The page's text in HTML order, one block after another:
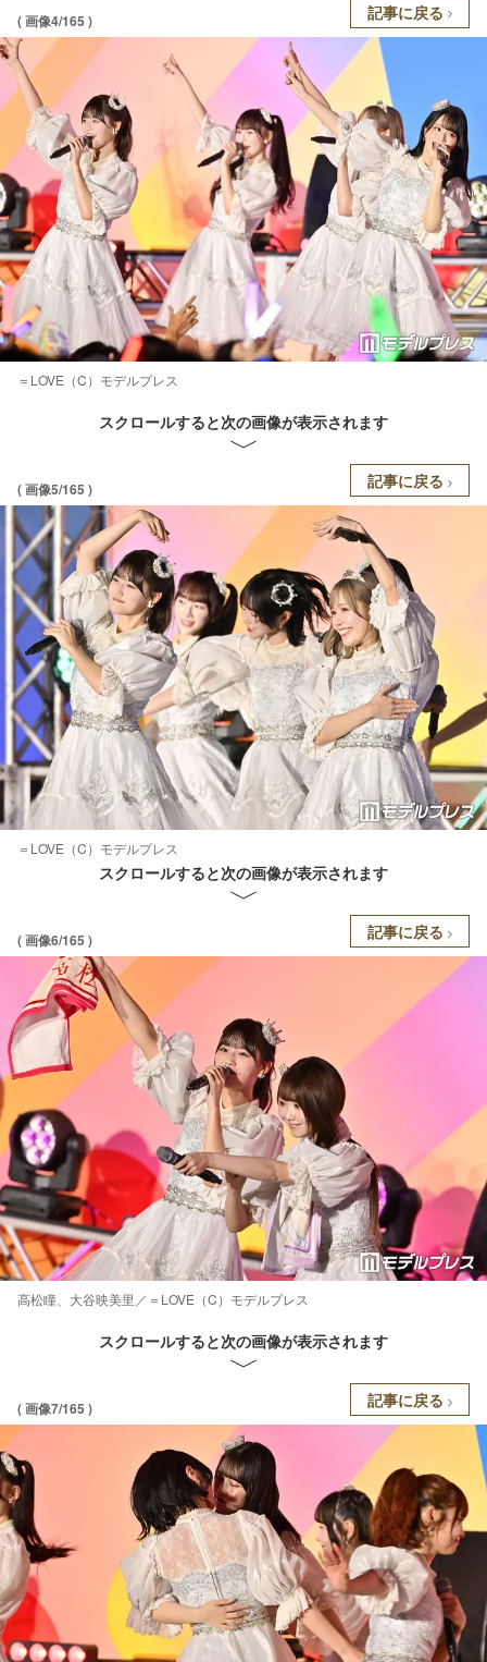
( 画像4/165 ) 記事に戻る
＝LOVE（C）モデルプレス
スクロールすると次の画像が表示されます
( 画像5/165 ) 記事に戻る
＝LOVE（C）モデルプレス
スクロールすると次の画像が表示されます
( 画像6/165 ) 記事に戻る
高松瞳、大谷映美里／＝LOVE（C）モデルプレス
スクロールすると次の画像が表示されます
( 画像7/165 ) 記事に戻る